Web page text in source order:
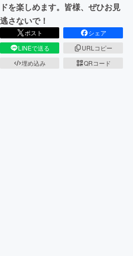
ドを楽しめます。皆様、ぜひお見
逃さないで！
ポスト
シェア
LINEで送る
URLコピー
埋め込み
QRコード